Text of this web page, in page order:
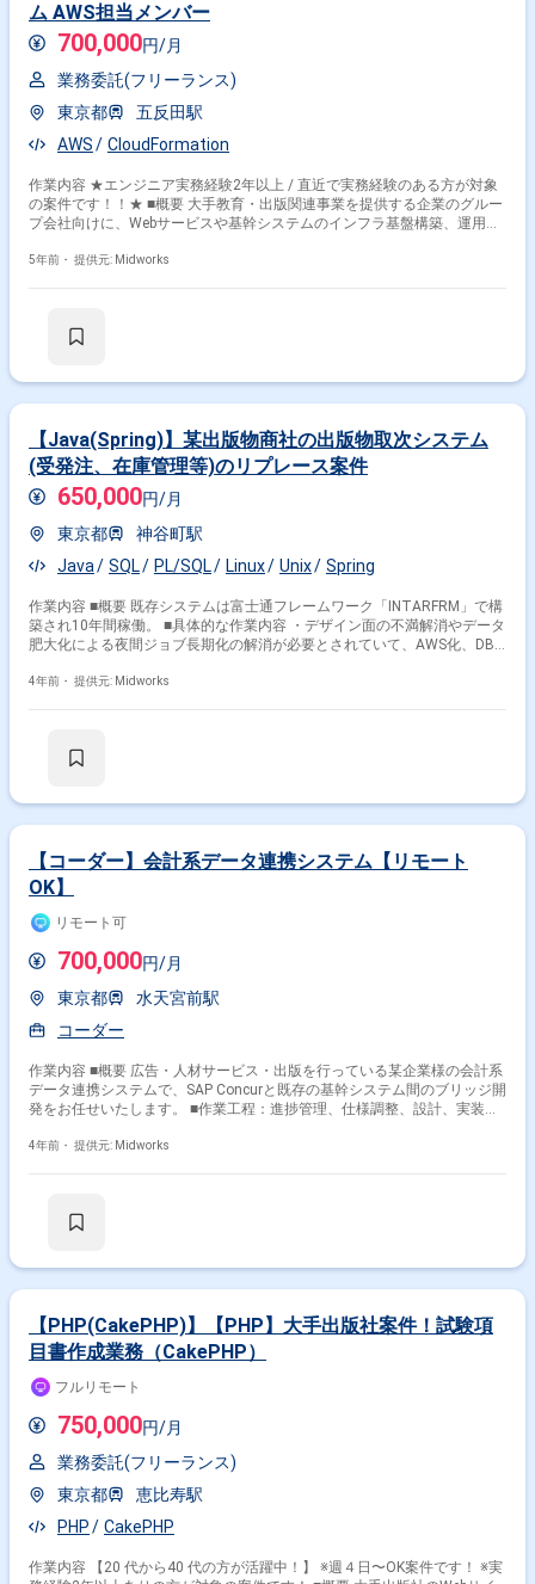
ム AWS担当メンバー
700,000円/月
業務委託(フリーランス)
東京都
五反田駅
AWS
CloudFormation
作業内容 ★エンジニア実務経験2年以上 / 直近で実務経験のある方が対象
の案件です！！★ ■概要 大手教育・出版関連事業を提供する企業のグルー
プ会社向けに、Webサービスや基幹システムのインフラ基盤構築、運用を
内容 ・AWSを使用したインフラ基盤の設計および構築 ・サーバ運用およ
5年前・ 提供元: Midworks
【Java(Spring)】某出版物商社の出版物取次システム
(受発注、在庫管理等)のリプレース案件
650,000円/月
東京都
神谷町駅
Java
SQL PL/SQL Linux Unix Spring
作業内容 ■概要 既存システムは富士通フレームワーク「INTARFRM」で構
築され10年間稼働。 ■具体的な作業内容 ・デザイン面の不満解消やデータ
肥大化による夜間ジョブ長期化の解消が必要とされていて、AWS化、DB
システム再構築を行います。 ■開発環境： ■プログラミング言語：
4年前・ 提供元: Midworks
【コーダー】会計系データ連携システム【リモート
OK】
リモート可
700,000円/月
東京都
水天宮前駅
コーダー
作業内容 ■概要 広告・人材サービス・出版を行っている某企業様の会計系
データ連携システムで、SAP Concurと既存の基幹システム間のブリッジ開
発をお任せいたします。 ■作業工程：進捗管理、仕様調整、設計、実装、
4年前・ 提供元: Midworks
【PHP(CakePHP)】【PHP】大手出版社案件！試験項
目書作成業務（CakePHP）
フルリモート
750,000円/月
業務委託(フリーランス)
東京都
恵比寿駅
PHP
CakePHP
作業内容 【20 代から40 代の方が活躍中！】 ※週４日〜OK案件です！ ※実